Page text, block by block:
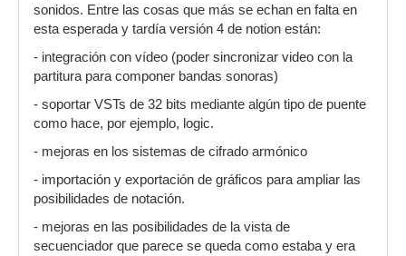
sonidos. Entre las cosas que más se echan en falta en
esta esperada y tardía versión 4 de notion están:
- integración con vídeo (poder sincronizar video con la
partitura para componer bandas sonoras)
- soportar VSTs de 32 bits mediante algún tipo de puente
como hace, por ejemplo, logic.
- mejoras en los sistemas de cifrado armónico
- importación y exportación de gráficos para ampliar las
posibilidades de notación.
- mejoras en las posibilidades de la vista de
secuenciador que parece se queda como estaba y era